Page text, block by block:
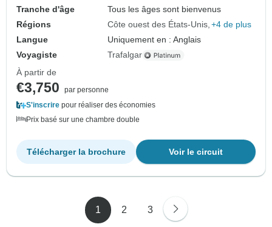
Tranche d'âge
Tous les âges sont bienvenus
Régions
Côte ouest des États-Unis +4 de plus
Langue
Uniquement en : Anglais
Voyagiste
Trafalgar
À partir de
€3,750
par personne
S'inscrire pour réaliser des économies
Prix basé sur une chambre double
Voir le circuit
Télécharger la brochure
1 2 3